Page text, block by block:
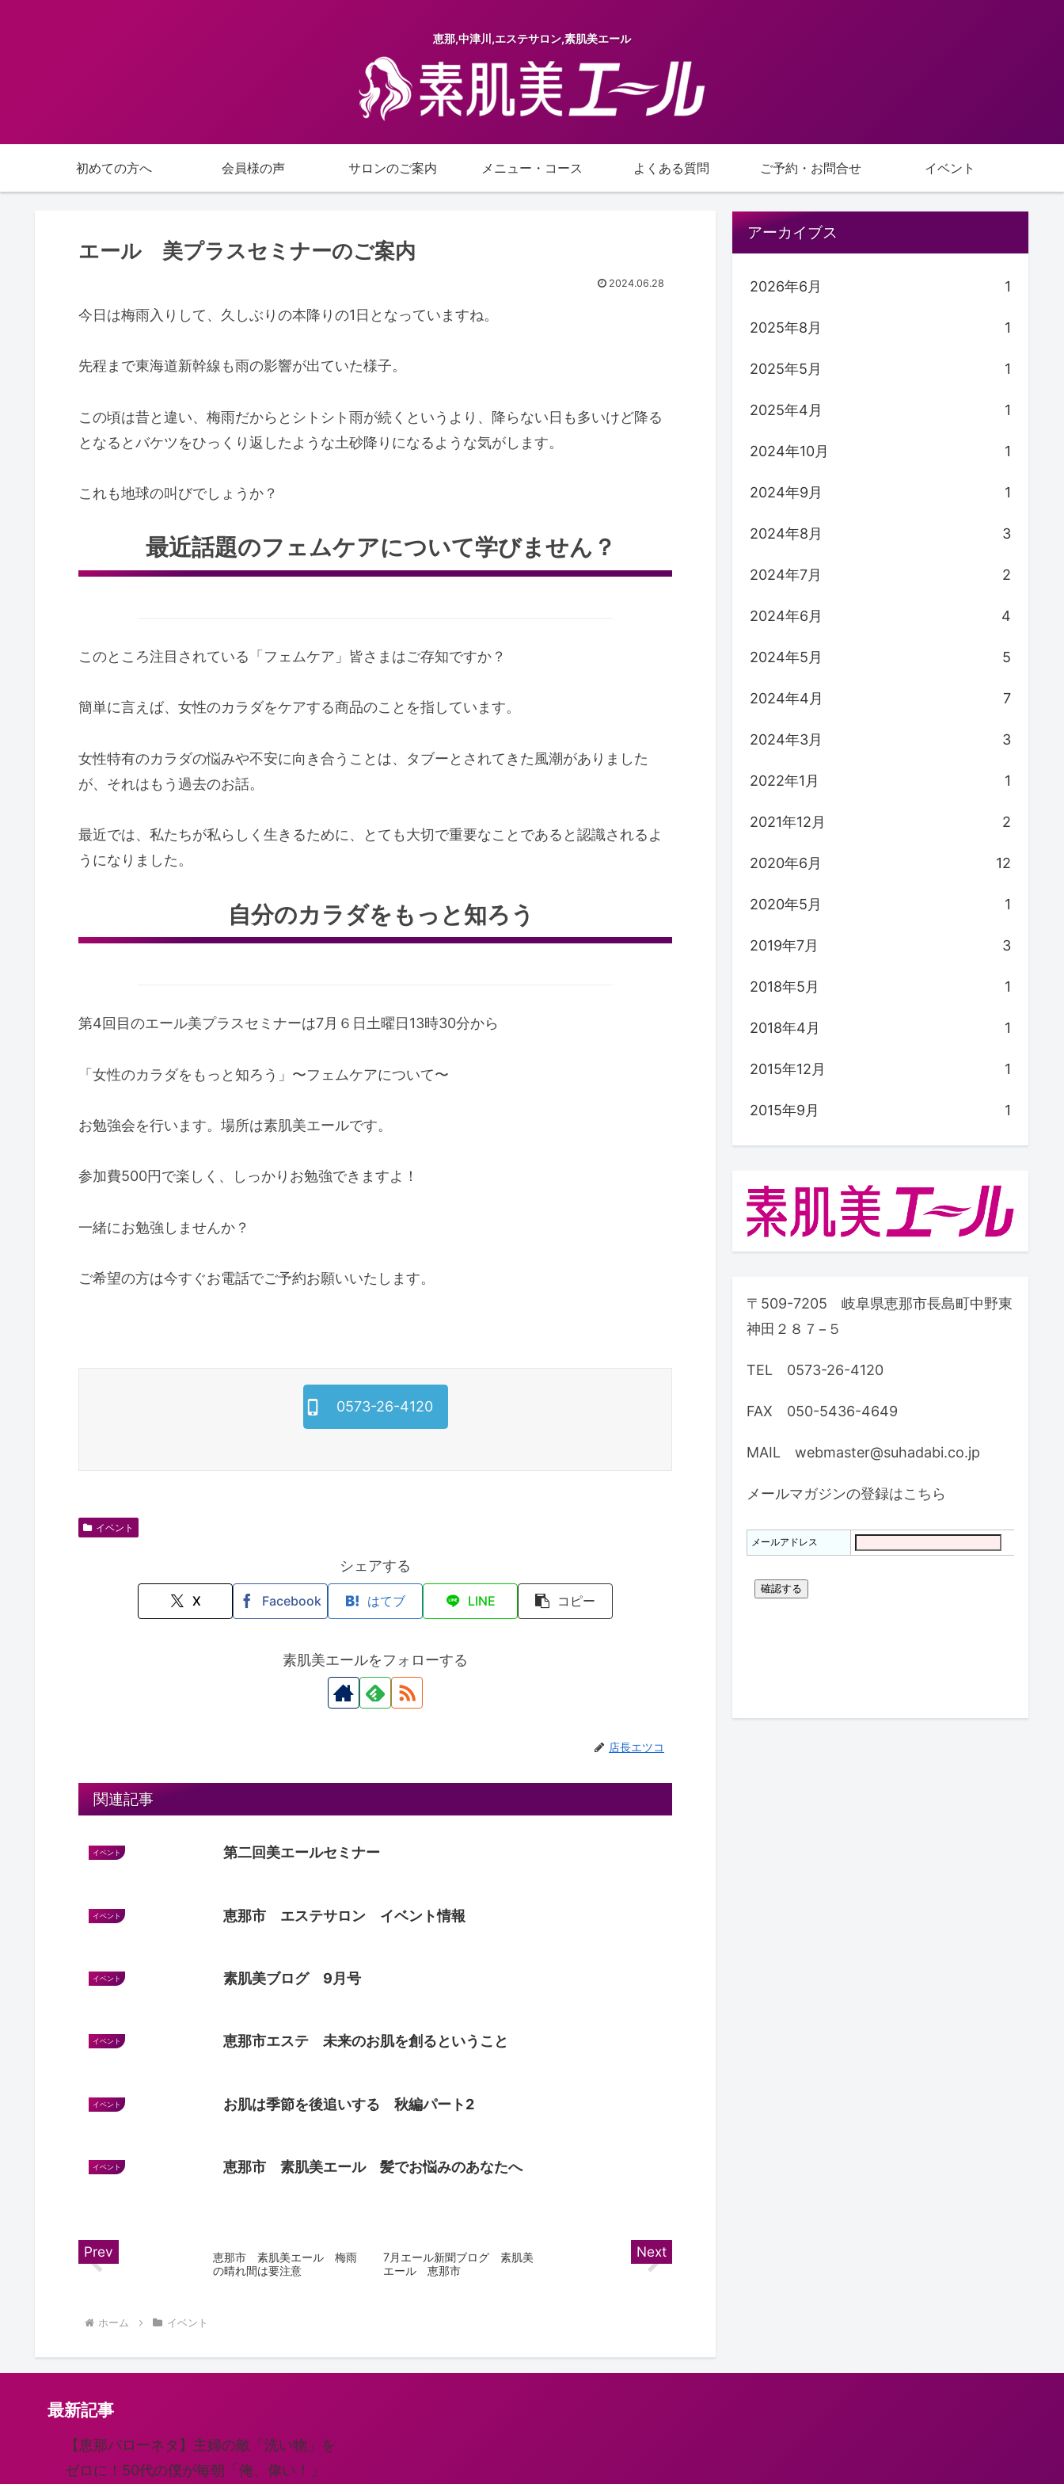
恵那,中津川,エステサロン,素肌美エール
初めての方へ 会員様の声 サロンのご案内 メニュー・コース よくある質問 ご予約・お問合せ イベント
エール 美プラスセミナーのご案内
2024.06.28
今日は梅雨入りして、久しぶりの本降りの1日となっていますね。
先程まで東海道新幹線も雨の影響が出ていた様子。
この頃は昔と違い、梅雨だからとシトシト雨が続くというより、降らない日も多いけど降る
となるとバケツをひっくり返したような土砂降りになるような気がします。
これも地球の叫びでしょうか？
最近話題のフェムケアについて学びません？
このところ注目されている「フェムケア」皆さまはご存知ですか？
簡単に言えば、女性のカラダをケアする商品のことを指しています。
女性特有のカラダの悩みや不安に向き合うことは、タブーとされてきた風潮がありました
が、それはもう過去のお話。
最近では、私たちが私らしく生きるために、とても大切で重要なことであると認識されるよ
うになりました。
自分のカラダをもっと知ろう
第4回目のエール美プラスセミナーは7月６日土曜日13時30分から
「女性のカラダをもっと知ろう」〜フェムケアについて〜
お勉強会を行います。場所は素肌美エールです。
参加費500円で楽しく、しっかりお勉強できますよ！
一緒にお勉強しませんか？
ご希望の方は今すぐお電話でご予約お願いいたします。
0573-26-4120
イベント
シェアする
X Facebook はてブ LINE コピー
素肌美エールをフォローする
店長エツコ
関連記事
イベント 第二回美エールセミナー
イベント 恵那市 エステサロン イベント情報
イベント 素肌美ブログ 9月号
イベント 恵那市エステ 未来のお肌を創るということ
イベント お肌は季節を後追いする 秋編パート2
イベント 恵那市 素肌美エール 髪でお悩みのあなたへ
恵那市 素肌美エール 梅雨
の晴れ間は要注意
7月エール新聞ブログ 素肌美
エール 恵那市
ホーム イベント
アーカイブス
2026年6月 1
2025年8月 1
2025年5月 1
2025年4月 1
2024年10月 1
2024年9月 1
2024年8月 3
2024年7月 2
2024年6月 4
2024年5月 5
2024年4月 7
2024年3月 3
2022年1月 1
2021年12月 2
2020年6月 12
2020年5月 1
2019年7月 3
2018年5月 1
2018年4月 1
2015年12月 1
2015年9月 1
〒509-7205 岐阜県恵那市長島町中野東
神田２８７−５
TEL 0573-26-4120
FAX 050-5436-4649
MAIL webmaster@suhadabi.co.jp
メールマガジンの登録はこちら
最新記事
【恵那バローネタ】主婦の敵「洗い物」を
ゼロに！50代の僕が毎朝「俺、偉い！」